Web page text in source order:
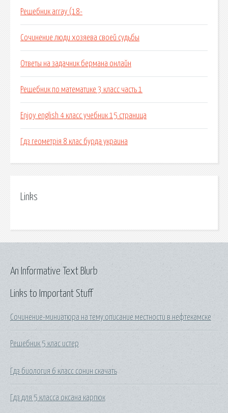
Решебник array (18-
Сочинение люди хозяева своей судьбы
Ответы на задачник бермана онлайн
Решебник по математике 3 класс часть 1
Enjoy english 4 класс учебник 15 страница
Гдз геометрія 8 клас бурда украина
Links
Links to Important Stuff
Сочинение-миниатюра на тему:описание местности в нефтекамске
Решебник 5 клас истер
Гдз биология 6 класс сонин скачать
Гдз для 5 класса оксана карпюк
An Informative Text Blurb